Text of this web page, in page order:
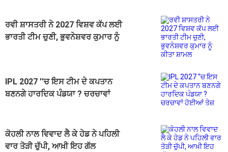
ਰਵੀ ਸ਼ਾਸਤਰੀ ਨੇ 2027 ਵਿਸ਼ਵ ਕੱਪ ਲਈ
ਭਾਰਤੀ ਟੀਮ ਚੁਣੀ, ਭੁਵਨੇਸ਼ਵਰ ਕੁਮਾਰ ਨੂੰ
IPL 2027 ''ਚ ਇਸ ਟੀਮ ਦੇ ਕਪਤਾਨ
ਬਣਨਗੇ ਹਾਰਦਿਕ ਪੰਡਯਾ ? ਚਰਚਾਵਾਂ
ਕੋਹਲੀ ਨਾਲ ਵਿਵਾਦ ਲੈ ਕੇ ਹੇਡ ਨੇ ਪਹਿਲੀ
ਵਾਰ ਤੋੜੀ ਚੁੱਪੀ, ਆਖ਼ੀ ਇਹ ਗੱਲ